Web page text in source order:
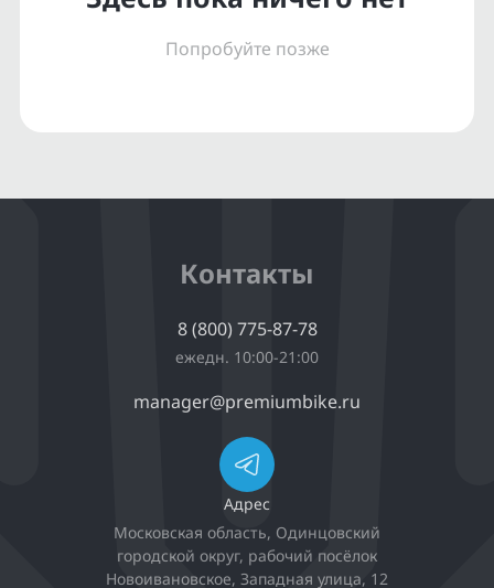
Попробуйте позже
Контакты
8 (800) 775-87-78
ежедн. 10:00-21:00
manager@premiumbike.ru
Адрес
Московская область, Одинцовский
городской округ, рабочий посёлок
Новоивановское, Западная улица, 12